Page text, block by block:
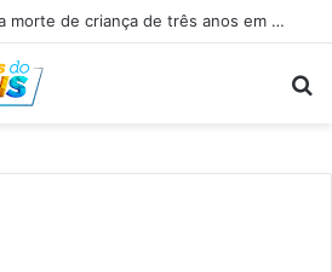
Polícia Civil investiga morte de criança de três anos em Palmas; pai é suspeito de agressão